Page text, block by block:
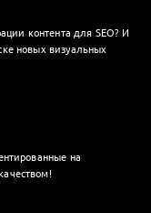
контента для SEO? И
новых визуальных
на